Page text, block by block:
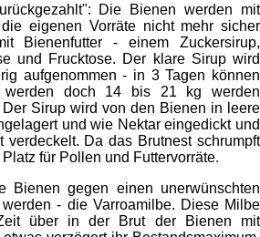
Die Bienen werden mit
eigenen Vorräte nicht mehr sicher
Bienenfutter - einem Zuckersirup,
und Frucktose. Der klare Sirup wird
aufgenommen - in 3 Tagen können
werden doch 14 bis 21 kg werden
Der Sirup wird von den Bienen in leere
und wie Nektar eingedickt und
verdeckelt. Da das Brutnest schrumpft
für Pollen und Futtervorräte.
Bienen gegen einen unerwünschten
- die Varroamilbe. Diese Milbe
über in der Brut der Bienen mit